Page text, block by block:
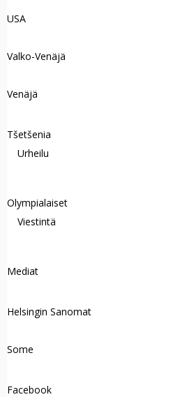
USA
Valko-Venäjä
Venäjä
Tšetšenia
Urheilu
Olympialaiset
Viestintä
Mediat
Helsingin Sanomat
Some
Facebook